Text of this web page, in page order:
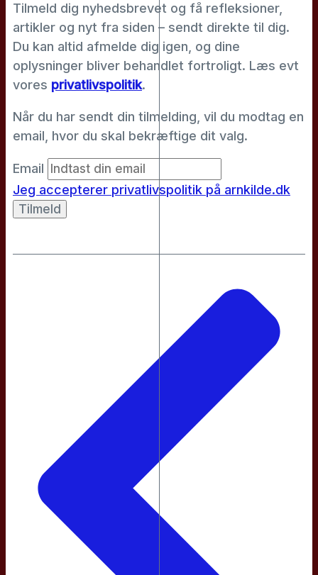
Tilmeld dig nyhedsbrevet og få refleksioner,
artikler og nyt fra siden – sendt direkte til dig.
Du kan altid afmelde dig igen, og dine
oplysninger bliver behandlet fortroligt. Læs evt
vores privatlivspolitik.
Når du har sendt din tilmelding, vil du modtag en
email, hvor du skal bekræftige dit valg.
Email
Jeg accepterer privatlivspolitik på arnkilde.dk